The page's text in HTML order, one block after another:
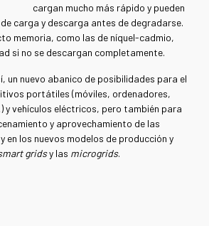
cargan mucho más rápido y pueden
carga y descarga antes de degradarse.
memoria, como las de níquel-cadmio,
si no se descargan completamente.
un nuevo abanico de posibilidades para el
portátiles (móviles, ordenadores,
y vehículos eléctricos, pero también para
y aprovechamiento de las
en los nuevos modelos de producción y
gridsy las microgrids.